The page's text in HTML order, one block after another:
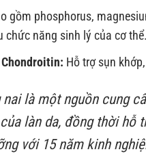
gồm phosphorus,
chức năng sinh lý của cơ thể.
Hỗ trợ sụn
nai là một nguồn cung
làn da, đồng thời hỗ
với 15 năm kinh